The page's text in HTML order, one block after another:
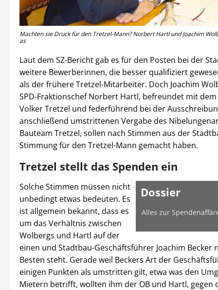
Machten sie Druck für den Tretzel-Mann? Norbert Hartl und Joachim
as
Laut dem SZ-Bericht gab es für den Posten bei der
weitere Bewerberinnen, die besser qualifiziert
als der frühere Tretzel-Mitarbeiter. Doch Joachim
SPD-Fraktionschef Norbert Hartl, befreundet mit
Volker Tretzel und federführend bei der
anschließend umstrittenen Vergabe des
Bauteam Tretzel, sollen nach Stimmen aus der
Stimmung für den Tretzel-Mann gemacht haben.
Tretzel stellt das Spenden ein
Dossier
Alles zur
Solche Stimmen müssen nicht
unbedingt etwas bedeuten. Es
ist allgemein bekannt, dass es
um das Verhältnis zwischen
Wolbergs und Hartl auf der
einen und Stadtbau-Geschäftsführer Joachim Becker
Besten steht. Gerade weil Beckers Art der
einigen Punkten als umstritten gilt, etwa was den
Mietern betrifft, wollten ihm der OB und Hartl, gegen